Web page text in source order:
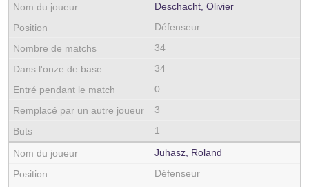
Deschacht, Olivier
Défenseur
34
34
0
3
1
Juhasz, Roland
Défenseur